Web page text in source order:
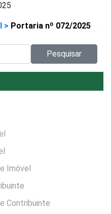
> Portaria nº 072/2025
Pesquisar
Imóvel
Contribuinte